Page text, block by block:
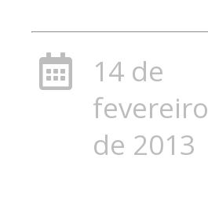
14 de
fevereiro
de 2013